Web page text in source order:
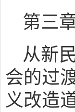
第三
从新
会的过
义改造